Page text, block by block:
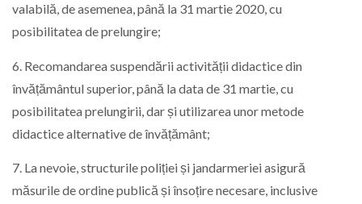
valabilă, de asemenea, până la 31 martie 2020, cu
posibilitatea de prelungire;
6. Recomandarea suspendării activității didactice din
învățământul superior, până la data de 31 martie, cu
posibilitatea prelungirii, dar și utilizarea unor metode
didactice alternative de învățământ;
7. La nevoie, structurile poliției și jandarmeriei asigură
măsurile de ordine publică și însoțire necesare, inclusive